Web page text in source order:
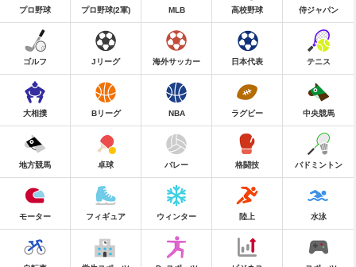
プロ野球 プロ野球(2軍) MLB 高校野球 侍ジャパン
ゴルフ Jリーグ 海外サッカー 日本代表 テニス
大相撲 Bリーグ NBA ラグビー 中央競馬
地方競馬 卓球 バレー 格闘技 バドミントン
モーター フィギュア ウィンター 陸上 水泳